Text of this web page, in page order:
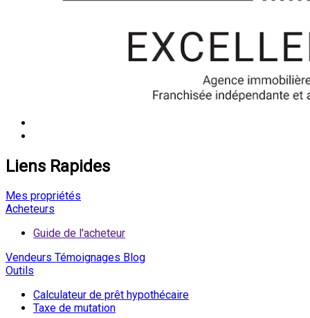
Liens Rapides
Mes propriétés
Acheteurs
Guide de l'acheteur
Vendeurs Témoignages Blog
Outils
Calculateur de prêt hypothécaire
Taxe de mutation